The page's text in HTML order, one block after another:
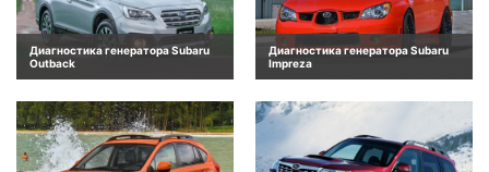
Диагностика генератора Subaru
Outback
Диагностика генератора Subaru
Impreza